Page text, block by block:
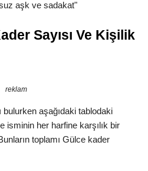
aşk ve sadakat"
Sayısı Ve Kişilik
reklam
bulurken aşağıdaki tablodaki
isminin her harfine karşılık bir
toplamı Gülce kader